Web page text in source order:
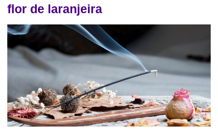
flor de laranjeira